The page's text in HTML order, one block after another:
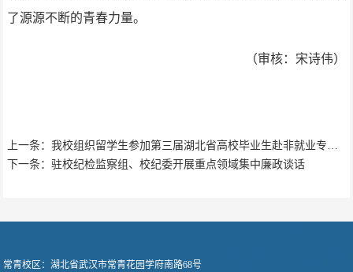
了源源不断的青春力量。
（审核：宋诗伟）
下一条：驻校纪检监察组、校纪委开展重点领域集中廉政谈话
常青校区：湖北省武汉市常青花园学府南路68号